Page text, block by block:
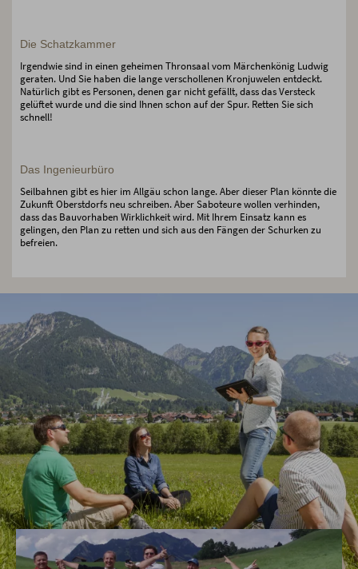
Die Schatzkammer
Irgendwie sind in einen geheimen Thronsaal vom Märchenkönig Ludwig
geraten. Und Sie haben die lange verschollenen Kronjuwelen entdeckt.
Natürlich gibt es Personen, denen gar nicht gefällt, dass das Versteck
gelüftet wurde und die sind Ihnen schon auf der Spur. Retten Sie sich
schnell!
Das Ingenieurbüro
Seilbahnen gibt es hier im Allgäu schon lange. Aber dieser Plan könnte die
Zukunft Oberstdorfs neu schreiben. Aber Saboteure wollen verhinden,
dass das Bauvorhaben Wirklichkeit wird. Mit Ihrem Einsatz kann es
gelingen, den Plan zu retten und sich aus den Fängen der Schurken zu
befreien.